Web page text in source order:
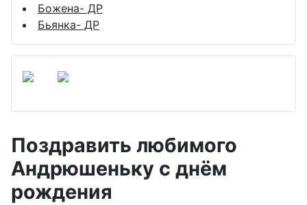
Божена- ДР
Бьянка- ДР
Поздравить любимого
Андрюшеньку с днём
рождения